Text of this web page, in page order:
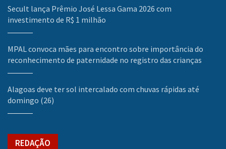
Secult lança Prêmio José Lessa Gama 2026 com
investimento de R$ 1 milhão
MPAL convoca mães para encontro sobre importância do
reconhecimento de paternidade no registro das crianças
Alagoas deve ter sol intercalado com chuvas rápidas até
domingo (26)
REDAÇÃO